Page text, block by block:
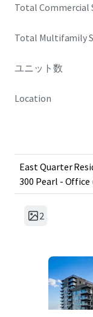
nature of the
across asset
East Quarter is
together by
of 91, East
Dallas, and
Total Commercial
Total Multifamily
ユニット数
Location
East Quarter
300 Pearl - Office
2